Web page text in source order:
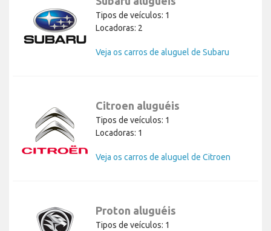
Tipos de veículos: 1
Locadoras: 2
Veja os carros de aluguel de Subaru
Citroen aluguéis
Tipos de veículos: 1
Locadoras: 1
Veja os carros de aluguel de Citroen
Proton aluguéis
Tipos de veículos: 1